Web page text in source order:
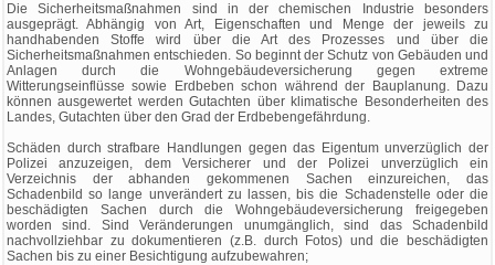
Die Sicherheitsmaßnahmen sind in der chemischen Industrie besonders
ausgeprägt. Abhängig von Art, Eigenschaften und Menge der jeweils zu
handhabenden Stoffe wird über die Art des Prozesses und über die
Sicherheitsmaßnahmen entschieden. So beginnt der Schutz von Gebäuden und
Anlagen durch die Wohngebäudeversicherung gegen extreme
Witterungseinflüsse sowie Erdbeben schon während der Bauplanung. Dazu
können ausgewertet werden Gutachten über klimatische Besonderheiten des
Landes, Gutachten über den Grad der Erdbebengefährdung.
Schäden durch strafbare Handlungen gegen das Eigentum unverzüglich der
Polizei anzuzeigen, dem Versicherer und der Polizei unverzüglich ein
Verzeichnis der abhanden gekommenen Sachen einzureichen, das
Schadenbild so lange unverändert zu lassen, bis die Schadenstelle oder die
beschädigten Sachen durch die Wohngebäudeversicherung freigegeben
worden sind. Sind Veränderungen unumgänglich, sind das Schadenbild
nachvollziehbar zu dokumentieren (z.B. durch Fotos) und die beschädigten
Sachen bis zu einer Besichtigung aufzubewahren;